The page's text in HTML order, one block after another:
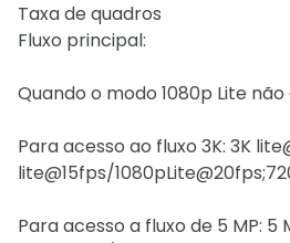
Taxa de quadros
Fluxo principal:
Quando o modo 1080p Lite
Para acesso ao fluxo 3K: 3K
lite@15fps/
Para acesso a fluxo de 5 MP: 5